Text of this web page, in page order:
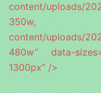
content/uploads/
350w,
content/uploads/
480w” data-
1300px” />